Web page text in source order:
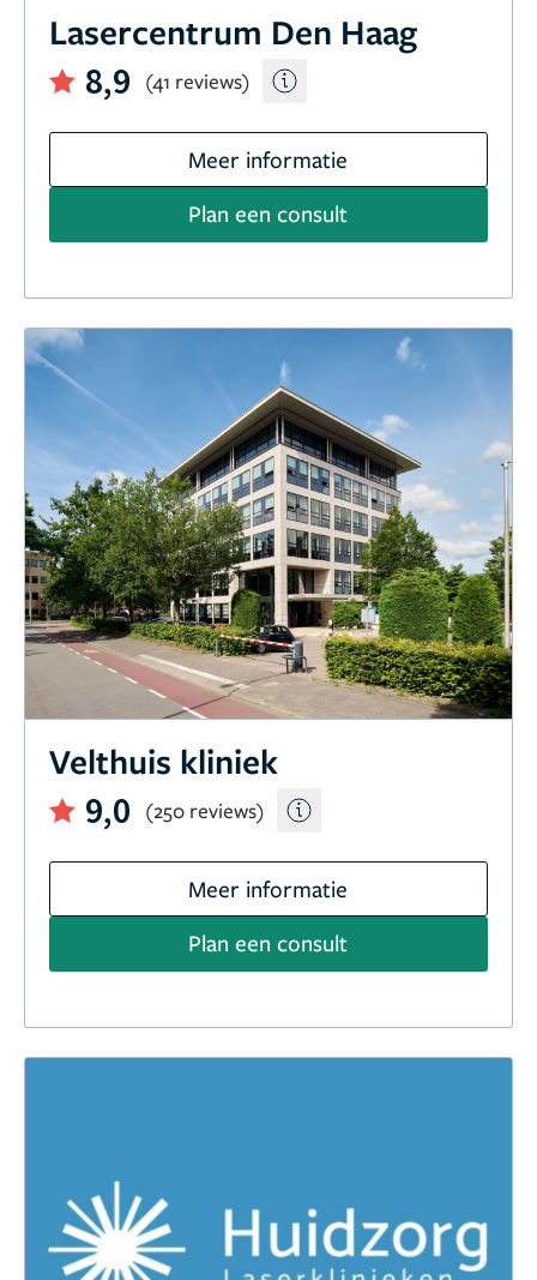
Lasercentrum Den Haag
8,9
(41 reviews)
Meer informatie
Plan een consult
Velthuis kliniek
9,0
(250 reviews)
Meer informatie
Plan een consult